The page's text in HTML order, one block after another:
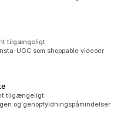
tilgængeligt
UGC som shoppable videoer
tilgængeligt
og genopfyldningspåmindelser